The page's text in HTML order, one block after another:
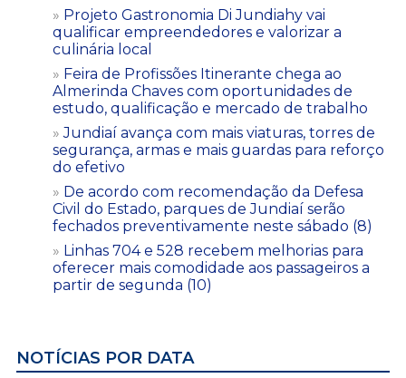
Projeto Gastronomia Di Jundiahy vai
qualificar empreendedores e valorizar a
culinária local
Feira de Profissões Itinerante chega ao
Almerinda Chaves com oportunidades de
estudo, qualificação e mercado de trabalho
Jundiaí avança com mais viaturas, torres de
segurança, armas e mais guardas para reforço
do efetivo
De acordo com recomendação da Defesa
Civil do Estado, parques de Jundiaí serão
fechados preventivamente neste sábado (8)
Linhas 704 e 528 recebem melhorias para
oferecer mais comodidade aos passageiros a
partir de segunda (10)
NOTÍCIAS POR DATA